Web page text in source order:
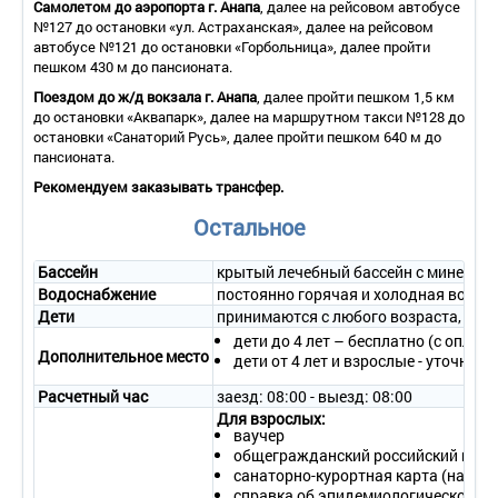
ванна, фен.
• Сервис:
- уборка номера – ежедневно;
- смена белья – 1 раз в 3 дня;
- смена полотенец – 1 раз в 3 дня.
2-местный 2-комнатный «Студия»
• Количество номеров – 14.
• Количество основных мест – 2.
• Дополнительное место – 2 (диван или кресло-кровать).
кровать, прикроватные тумбочки, шкаф, журнальный столик,
стулья, вешалка, диван, кресло.
• Оборудование – кондиционер, телевизор, холодильник,
зеркало, электрический чайник, набор посуды.
• Покрытие пола – ковровое покрытие.
• Санузел – умывальник, зеркало, унитаз, полотенца, душ или
ванна, фен.
• Сервис:
- уборка номера – ежедневно;
- смена полотенец – 1 раз в 2 дня.
Самолетом до аэропорта г. Анапа, далее на рейсовом автобусе
№127 до остановки «ул. Астраханская», далее на рейсовом
автобусе №121 до остановки «Горбольница», далее пройти
пешком 430 м до пансионата.
Поездом до ж/д вокзала г. Анапа, далее пройти пешком 1,5 км
до остановки «Аквапарк», далее на маршрутном такси №128 до
остановки «Санаторий Русь», далее пройти пешком 640 м до
пансионата.
Рекомендуем заказывать трансфер.
Остальное
Бассейн
крытый лечебный бассейн с
Водоснабжение
постоянно горячая и холодная вода
Дети
принимаются с любого возраста,
Дополнительное место
дети до 4 лет – бесплатно (с
дети от 4 лет и взрослые -
Расчетный час
заезд: 08:00 - выезд: 08:00
Для взрослых:
ваучер
общегражданский российский
санаторно-курортная карта (на